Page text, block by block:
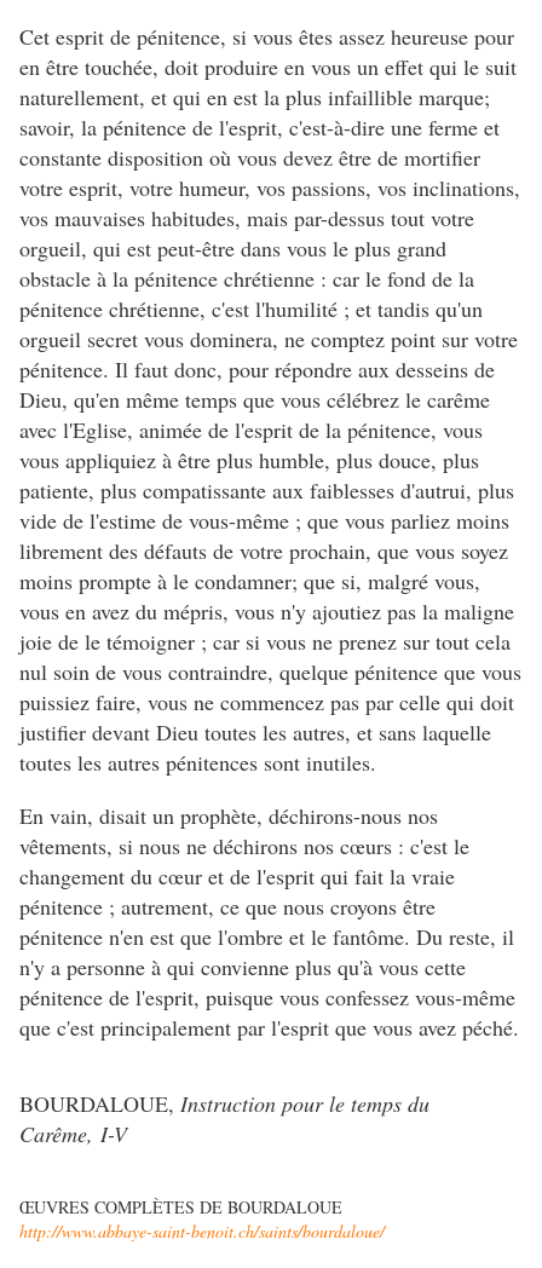
Cet esprit de pénitence, si vous êtes assez heureuse pour
en être touchée, doit produire en vous un effet qui le suit
naturellement, et qui en est la plus infaillible marque;
savoir, la pénitence de l'esprit, c'est-à-dire une ferme et
constante disposition où vous devez être de mortifier
votre esprit, votre humeur, vos passions, vos inclinations,
vos mauvaises habitudes, mais par-dessus tout votre
orgueil, qui est peut-être dans vous le plus grand
obstacle à la pénitence chrétienne : car le fond de la
pénitence chrétienne, c'est l'humilité ; et tandis qu'un
orgueil secret vous dominera, ne comptez point sur votre
pénitence. Il faut donc, pour répondre aux desseins de
Dieu, qu'en même temps que vous célébrez le carême
avec l'Eglise, animée de l'esprit de la pénitence, vous
vous appliquiez à être plus humble, plus douce, plus
patiente, plus compatissante aux faiblesses d'autrui, plus
vide de l'estime de vous-même ; que vous parliez moins
librement des défauts de votre prochain, que vous soyez
moins prompte à le condamner; que si, malgré vous,
vous en avez du mépris, vous n'y ajoutiez pas la maligne
joie de le témoigner ; car si vous ne prenez sur tout cela
nul soin de vous contraindre, quelque pénitence que vous
puissiez faire, vous ne commencez pas par celle qui doit
justifier devant Dieu toutes les autres, et sans laquelle
toutes les autres pénitences sont inutiles.
En vain, disait un prophète, déchirons-nous nos
vêtements, si nous ne déchirons nos cœurs : c'est le
changement du cœur et de l'esprit qui fait la vraie
pénitence ; autrement, ce que nous croyons être
pénitence n'en est que l'ombre et le fantôme. Du reste, il
n'y a personne à qui convienne plus qu'à vous cette
pénitence de l'esprit, puisque vous confessez vous-même
que c'est principalement par l'esprit que vous avez péché.
BOURDALOUE, Instruction pour le temps du
Carême, I-V
ŒUVRES COMPLÈTES DE BOURDALOUE
http://www.abbaye-saint-benoit.ch/saints/bourdaloue/